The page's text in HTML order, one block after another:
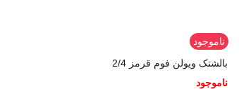
ناموجود
بالشتک ویولن فوم قرمز 2/4
ناموجود